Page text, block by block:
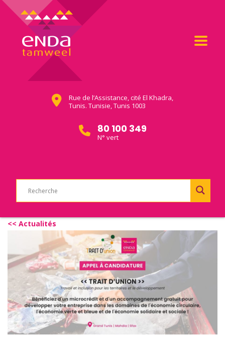
Rue de l’Assistance, cité El Khadra,
Tunis. Tunisie, Tunis 1003
80 100 349
N° vert
<< Actualités